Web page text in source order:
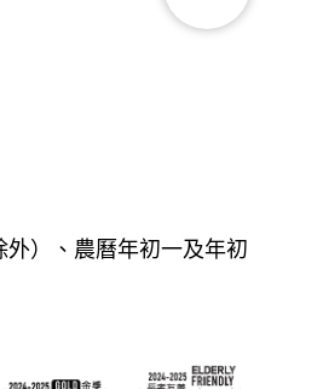
）、農曆年初一及年初